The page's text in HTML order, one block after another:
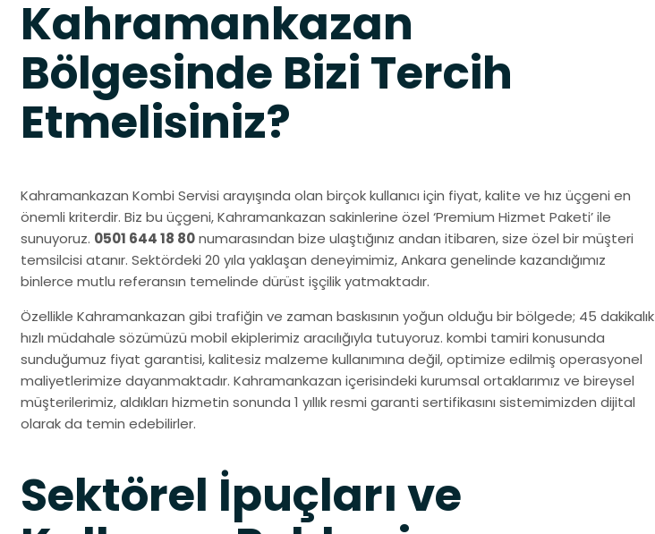
Kahramankazan
Bölgesinde Bizi Tercih
Etmelisiniz?
Kahramankazan Kombi Servisi arayışında olan birçok kullanıcı için fiyat, kalite ve hız üçgeni en
önemli kriterdir. Biz bu üçgeni, Kahramankazan sakinlerine özel ‘Premium Hizmet Paketi’ ile
sunuyoruz. 0501 644 18 80numarasından bize ulaştığınız andan itibaren, size özel bir müşteri
temsilcisi atanır. Sektördeki 20 yıla yaklaşan deneyimimiz, Ankara genelinde kazandığımız
binlerce mutlu referansın temelinde dürüst işçilik yatmaktadır.
Özellikle Kahramankazan gibi trafiğin ve zaman baskısının yoğun olduğu bir bölgede; 45 dakikalık
hızlı müdahale sözümüzü mobil ekiplerimiz aracılığıyla tutuyoruz. kombi tamiri konusunda
sunduğumuz fiyat garantisi, kalitesiz malzeme kullanımına değil, optimize edilmiş operasyonel
maliyetlerimize dayanmaktadır. Kahramankazan içerisindeki kurumsal ortaklarımız ve bireysel
müşterilerimiz, aldıkları hizmetin sonunda 1 yıllık resmi garanti sertifikasını sistemimizden dijital
olarak da temin edebilirler.
Sektörel İpuçları ve